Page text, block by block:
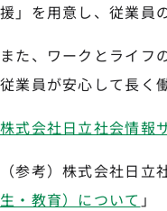
援」を用意し、従業員
また、ワークとライフ
従業員が安心して長く
株式会社日立社会情報
（参考）株式会社日立
生・教育）について 」